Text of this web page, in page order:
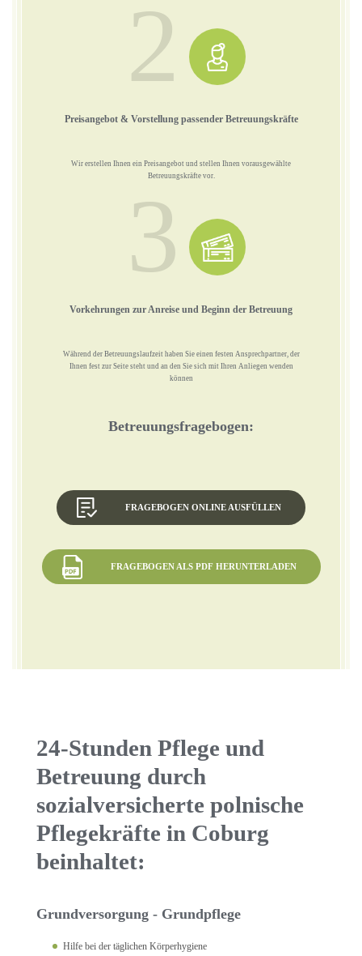
2
Preisangebot & Vorstellung passender Betreuungskräfte
Wir erstellen Ihnen ein Preisangebot und stellen Ihnen vorausgewählte
Betreuungskräfte vor.
3
Vorkehrungen zur Anreise und Beginn der Betreuung
Während der Betreuungslaufzeit haben Sie einen festen Ansprechpartner, der
Ihnen fest zur Seite steht und an den Sie sich mit Ihren Anliegen wenden
können
Betreuungsfragebogen:
FRAGEBOGEN ONLINE AUSFÜLLEN
FRAGEBOGEN ALS PDF HERUNTERLADEN
24-Stunden Pflege und
Betreuung durch
sozialversicherte polnische
Pflegekräfte in Coburg
beinhaltet:
Grundversorgung - Grundpflege
Hilfe bei der täglichen Körperhygiene